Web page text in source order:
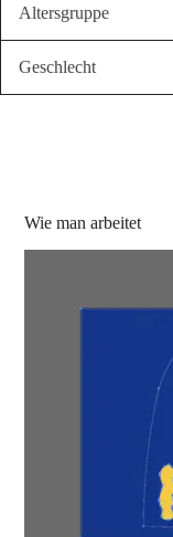
Altersgruppe
Geschlecht
Wie man arbeitet